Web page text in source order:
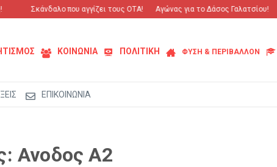
Σκάνδαλο που αγγίζει τους ΟΤΑ! Αγώνας για το Δάσος Γαλατσίου!
ΚΟΙΝΩΝΙΑ ΠΟΛΙΤΙΚΗ ΦΥΣΗ & ΠΕΡΙΒΑΛΛΟΝ
ΕΠΙΚΟΙΝΩΝΙΑ
Ανοδος Α2